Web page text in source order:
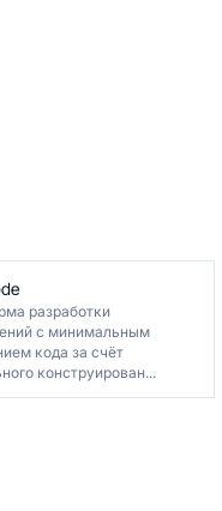
разработки
с минимальным
кода за счёт
конструирован...